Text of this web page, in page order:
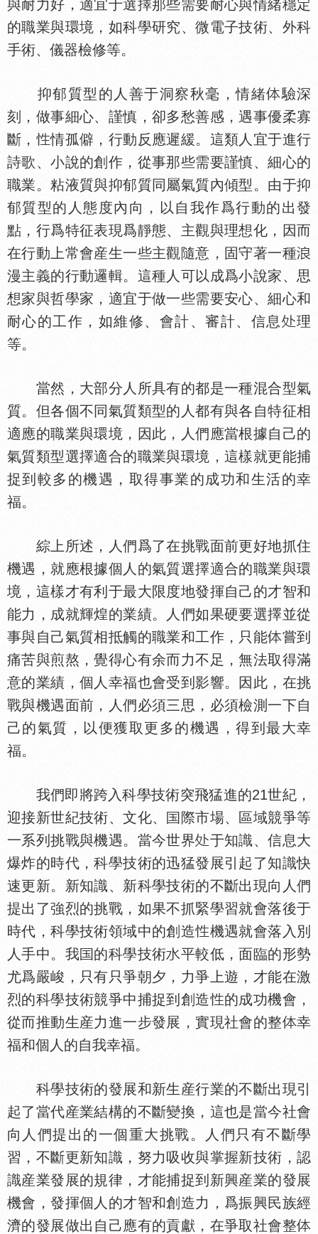
與耐力好，適宜于選擇那些需要耐心與情緒穩定
的職業與環境，如科學研究、微電子技術、外科
手術、儀器檢修等。
抑郁質型的人善于洞察秋毫，情緒
驗深
刻，做事細心、謹慎，卻多愁善感，遇事優柔寡
斷，
情孤僻，行動反應遲緩。這類人宜于進行
詩歌、小說的創作，從事那些需要謹慎、細心的
職業。粘液質與抑郁質同屬氣質內傾型。由于抑
郁質型的人態度內向，以自我作爲行動的出發
點，行爲特征表現爲靜態、主觀與理想化，因而
在行動上常會産生一些主觀隨意，固守著一種
漫主義的行動邏輯。這種人可以成爲小說家、思
想家與哲學家，適宜于做一些需要安心、細心和
耐心的工作，如維修、會計、審計、信息
理
等。
當然，大部分人所具有的都是一種混合型氣
質。但各個不同氣質類型的人都有與各自特征相
適應的職業與環境，因此，人們應當根據自己的
氣質類型選擇適合的職業與環境，這樣就更能捕
捉到較多的機遇，取得事業的成功和生活的幸
福。
綜上所述，人們爲了在挑戰面前更好地抓住
機遇，就應根據個人的氣質選擇適合的職業與環
境，這樣才有利于最大限度地發揮自己的才智和
能力，成就輝煌的業績。人們如果硬要選擇並從
事與自己氣質相抵觸的職業和工作，只能
嘗到
痛苦與煎熬，覺得心有余而力不足，無法取得滿
意的業績，個人幸福也會受到影響。因此，在挑
戰與機遇面前，人們必須三思，必須檢測一下自
己的氣質，以便獲取更多的機遇，得到最大幸
福。
我們即將跨入科學技術突飛猛進的21世紀，
迎接新世紀技術、文化、
際市場、區域競爭等
一系列挑戰與機遇。當今世界
于知識、信息大
爆炸的時代，科學技術的迅猛發展引起了知識快
速更新。新知識、新科學技術的不斷出現向人們
提出了強烈的挑戰，如果不抓緊學習就會落後于
時代，科學技術領域中的創造
機遇就會落入別
人手中。我
的科學技術
平較低，面臨的形勢
尤爲嚴峻，只有只爭朝夕，力爭上遊，才能在激
烈的科學技術競爭中捕捉到創造
的成功機會，
從而推動生産力進一步發展，實現社會的整
幸
福和個人的自我幸福。
科學技術的發展和新生産行業的不斷出現引
起了當代産業結構的不斷變換，這也是當今社會
向人們提出的一個重大挑戰。人們只有不斷學
習，不斷更新知識，努力吸收與掌握新技術，認
識産業發展的規律，才能捕捉到新興産業的發展
機會，發揮個人的才智和創造力，爲振興民族經
濟的發展做出自己應有的貢獻，在爭取社會整